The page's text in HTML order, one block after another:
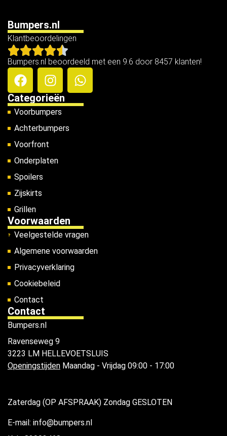
Bumpers.nl
Klantbeoordelingen
Bumpers.nl beoordeeld met een 9.6 door 8457 klanten!
Categorieën
Voorbumpers
Achterbumpers
Voorfront
Onderplaten
Spoilers
Zijskirts
Grillen
Voorwaarden
Veelgestelde vragen
Algemene voorwaarden
Privacyverklaring
Cookiebeleid
Contact
Contact
Bumpers.nl
Ravenseweg 9
3223 LM HELLEVOETSLUIS
Openingstijden Maandag - Vrijdag 09:00 - 17:00
Zaterdag (OP AFSPRAAK) Zondag GESLOTEN
E-mail: info@bumpers.nl